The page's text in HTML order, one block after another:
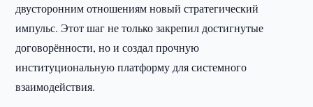
двусторонним отношениям новый стратегический
импульс. Этот шаг не только закрепил достигнутые
договорённости, но и создал прочную
институциональную платформу для системного
взаимодействия.